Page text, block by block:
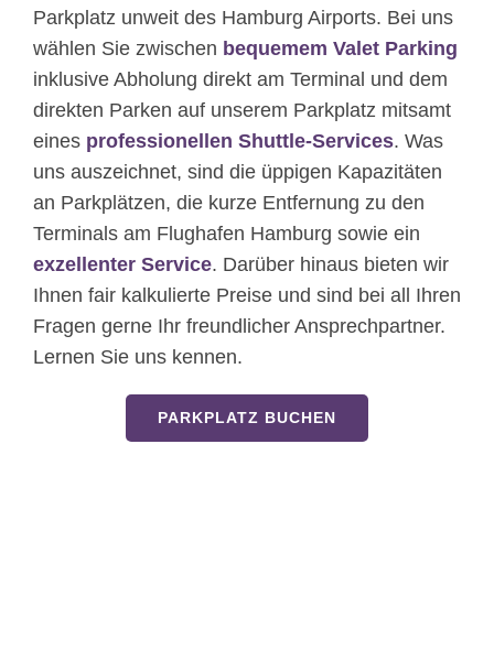
Parkplatz unweit des Hamburg Airports. Bei uns
wählen Sie zwischen bequemem Valet Parking
inklusive Abholung direkt am Terminal und dem
direkten Parken auf unserem Parkplatz mitsamt
eines professionellen Shuttle-Services. Was
uns auszeichnet, sind die üppigen Kapazitäten
an Parkplätzen, die kurze Entfernung zu den
Terminals am Flughafen Hamburg sowie ein
exzellenter Service. Darüber hinaus bieten wir
Ihnen fair kalkulierte Preise und sind bei all Ihren
Fragen gerne Ihr freundlicher Ansprechpartner.
Lernen Sie uns kennen.
PARKPLATZ BUCHEN